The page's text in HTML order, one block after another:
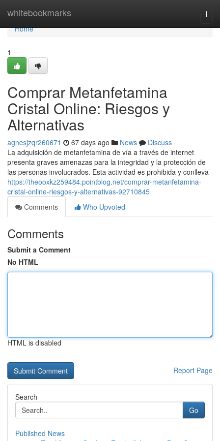
whitebookmarks
Home
Home
1
Comprar Metanfetamina
Cristal Online: Riesgos y
Alternativas
agnesjzqr260671 67 days ago News
Discuss
La adquisición de metanfetamina de vía a través de internet
presenta graves amenazas para la integridad y la protección de
las personas involucrados. Esta actividad es prohibida y conlleva
https://theooxkz259484.pointblog.net/comprar-metanfetamina-
cristal-online-riesgos-y-alternativas-92710845
Comments
Who Upvoted
Comments
Submit a Comment
No HTML
HTML is disabled
Report Page
Search
Go
Published News